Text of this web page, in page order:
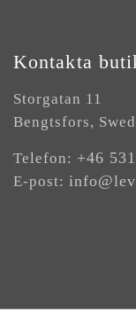
Kontakta
Storgatan 11
Bengtsfors,
Telefon: +46
E-post: